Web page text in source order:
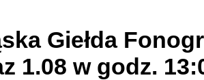
Giełda
1.08 w godz.